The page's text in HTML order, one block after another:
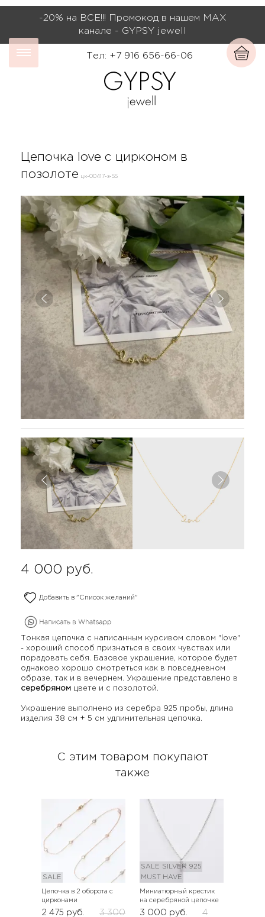
-20% на ВСЕ!!! Промокод в нашем МАХ
канале - GYPSY jewell
Тел: +7 916 656-66-06
Цепочка love с цирконом в
позолоте
цк-00417-з-SS
4 000 руб.
Добавить в "Список желаний"
Тонкая цепочка с написанным курсивом словом "love"
- хороший способ признаться в своих чувствах или
порадовать себя. Базовое украшение, которое будет
однаково хорошо смотреться как в повседневном
образе, так и в вечернем. Украшение представлено в
серебряном цвете и с позолотой.
Украшение выполнено из серебра 925 пробы, длина
изделия 38 см + 5 см удлинительная цепочка.
С этим товаром покупают
также
SALE
Цепочка в 2 оборота с
цирконами
2 475 руб.
3 300
SALE
SILVER 925
MUST HAVE
Миниатюрный крестик
на серебряной цепочке
3 000 руб.
4